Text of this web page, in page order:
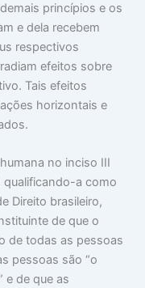
princípios e os
e dela recebem
respectivos
efeitos sobre
Tais efeitos
horizontais e
no inciso III
qualificando-a como
Direito brasileiro,
de que o
de todas as pessoas
pessoas são “o
e de que as